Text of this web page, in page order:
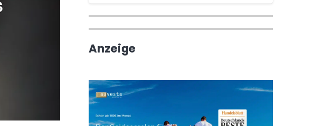
Wochenrückblick
Trendthemen
Anzeige